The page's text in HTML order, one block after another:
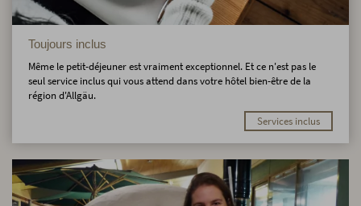
Toujours inclus
Même le petit-déjeuner est vraiment exceptionnel. Et ce n'est pas le
seul service inclus qui vous attend dans votre hôtel bien-être de la
région d'Allgäu.
Services inclus